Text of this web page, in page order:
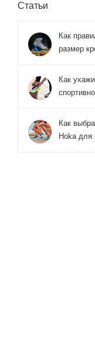
Статьи
Как
размер
Как
Как
Hoka для